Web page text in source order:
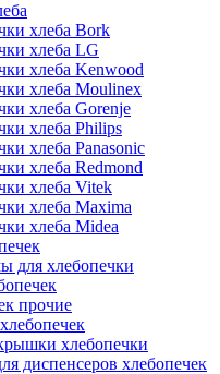
хлеба Bork
хлеба LG
хлеба Kenwood
хлеба Moulinex
хлеба Gorenje
хлеба Philips
хлеба Panasonic
хлеба Redmond
хлеба Vitek
хлеба Maxima
хлеба Midea
для хлебопечки
прочие
хлебопечки
диспенсеров хлебопечек